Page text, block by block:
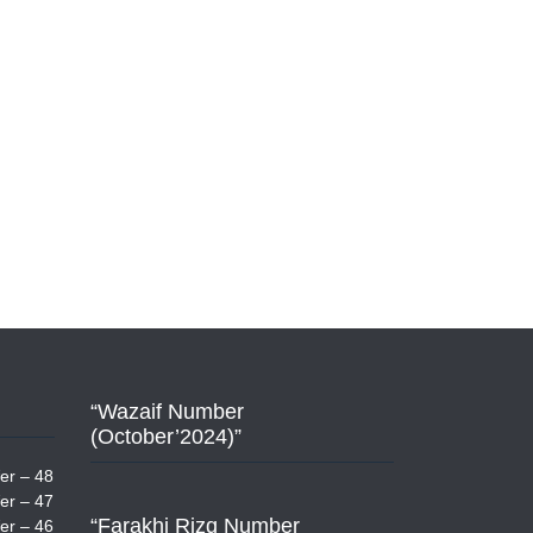
– 48
– 47
– 46
“Wazaif Number
(October’2024)”
“Farakhi Rizq Number